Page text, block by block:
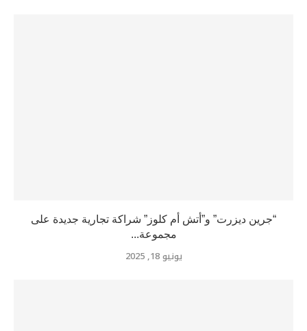
“جرين ديزرت” و”أتش أم كلوز” شراكة تجارية جديدة على
مجموعة...
يونيو 18, 2025